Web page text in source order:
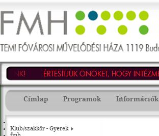
Fővárosi
Művelődési
Háza
-
1119
Budapest,
Fehérvári
út
47.
Tel.:
203-
ÉRTESÍTJÜK ÖNÖKET, HOGY
Címlap Programok Információk
Klub/szakkör - Gyerek